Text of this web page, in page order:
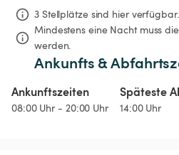
3 Stellplätze sind hier verfügbar.
Mindestens eine Nacht muss
werden.
Ankunfts &
Ankunftszeiten
08:00 Uhr - 20:00 Uhr
Späteste
14:00 Uhr